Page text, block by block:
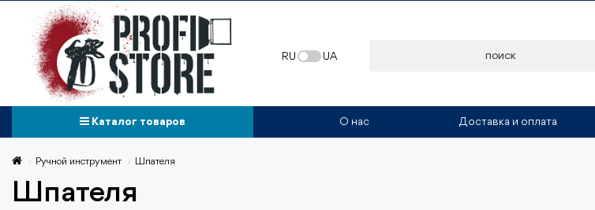
RU UA
Каталог товаров О нас Доставка и оплата
Ручной инструмент Шпателя
Шпателя